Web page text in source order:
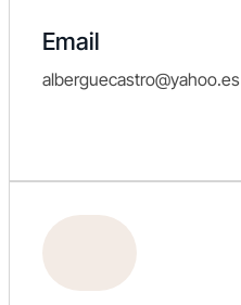
Email
alberguecastro@yahoo.es